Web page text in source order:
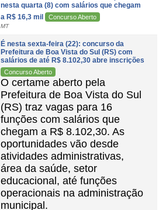
nesta quarta (8) com salários que chegam
a R$ 16,3 mil
Concurso Aberto
MT
É nesta sexta-feira (22): concurso da
Prefeitura de Boa Vista do Sul (RS) com
salários de até R$ 8.102,30 abre inscrições
Concurso Aberto
O certame aberto pela
Prefeitura de Boa Vista do Sul
(RS) traz vagas para 16
funções com salários que
chegam a R$ 8.102,30. As
oportunidades vão desde
atividades administrativas,
área da saúde, setor
educacional, até funções
operacionais na administração
municipal.